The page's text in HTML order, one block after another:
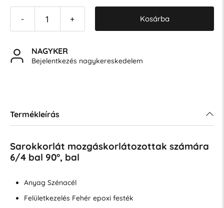
- + Kosárba
NAGYKER
Bejelentkezés nagykereskedelem
Termékleírás
Sarokkorlát mozgáskorlátozottak számára
6/4 bal 90°, bal
Anyag Szénacél
Felületkezelés Fehér epoxi festék